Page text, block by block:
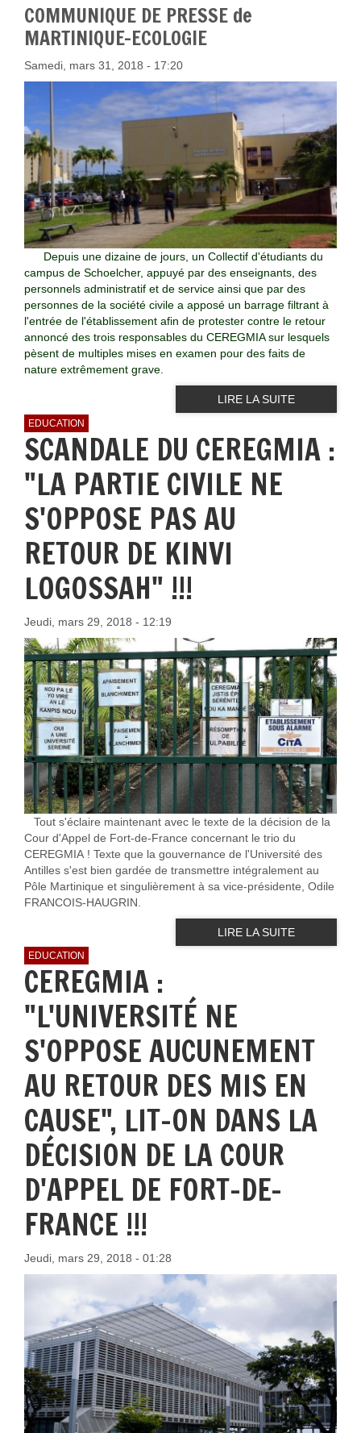
COMMUNIQUE DE PRESSE de
MARTINIQUE-ECOLOGIE
Samedi, mars 31, 2018 - 17:20
Depuis une dizaine de jours, un Collectif d'étudiants du
campus de Schoelcher, appuyé par des enseignants, des
personnels administratif et de service ainsi que par des
personnes de la société civile a apposé un barrage filtrant à
l'entrée de l'établissement afin de protester contre le retour
annoncé des trois responsables du CEREGMIA sur lesquels
pèsent de multiples mises en examen pour des faits de
nature extrêmement grave.
LIRE LA SUITE
EDUCATION
SCANDALE DU CEREGMIA :
"LA PARTIE CIVILE NE
S'OPPOSE PAS AU
RETOUR DE KINVI
LOGOSSAH" !!!
Jeudi, mars 29, 2018 - 12:19
Tout s'éclaire maintenant avec le texte de la décision de la
Cour d'Appel de Fort-de-France concernant le trio du
CEREGMIA ! Texte que la gouvernance de l'Université des
Antilles s'est bien gardée de transmettre intégralement au
Pôle Martinique et singulièrement à sa vice-présidente, Odile
FRANCOIS-HAUGRIN.
LIRE LA SUITE
EDUCATION
CEREGMIA :
"L'UNIVERSITÉ NE
S'OPPOSE AUCUNEMENT
AU RETOUR DES MIS EN
CAUSE", LIT-ON DANS LA
DÉCISION DE LA COUR
D'APPEL DE FORT-DE-
FRANCE !!!
Jeudi, mars 29, 2018 - 01:28